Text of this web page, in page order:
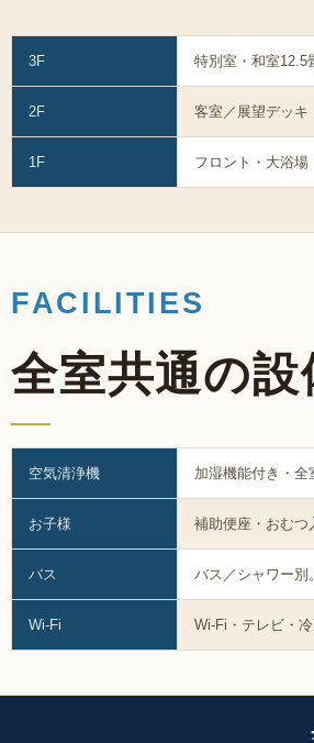
3F 特別室・和室12.5
2F 客室／展望デッキ
1F フロント・大浴
FACILITIES
全室共通の設
空気清浄機 加湿機能付き・全
お子様 補助便座・おむつ
バス バス／シャワー別
Wi-Fi Wi-Fi・テレビ・